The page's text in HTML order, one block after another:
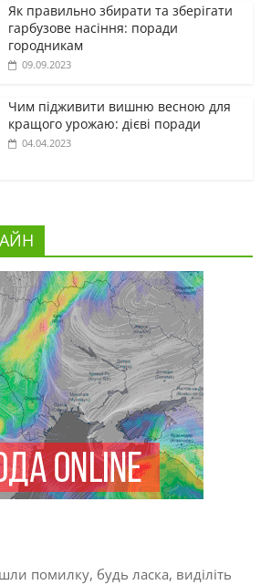
Як правильно збирати та зберігати
гарбузове насіння: поради
городникам
09.09.2023
Чим підживити вишню весною для
кращого урожаю: дієві поради
04.04.2023
помилку, будь ласка, виділіть